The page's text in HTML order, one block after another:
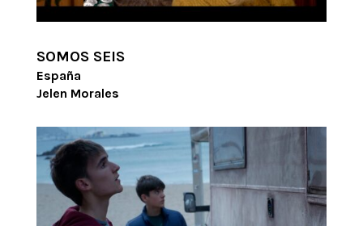
SOMOS SEIS
España
Jelen Morales